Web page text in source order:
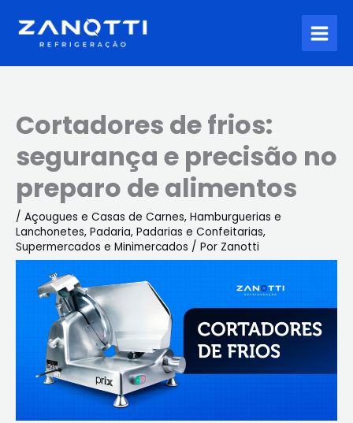
para
conteúdo
Cortadores de frios:
segurança e precisão no
preparo de alimentos
/ Açougues e Casas de Carnes, Hamburguerias e
Lanchonetes, Padaria, Padarias e Confeitarias,
Supermercados e Minimercados / Por Zanotti